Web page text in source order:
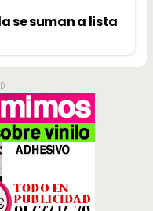
se suman a lista